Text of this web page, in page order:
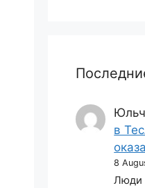
в
8
Люди